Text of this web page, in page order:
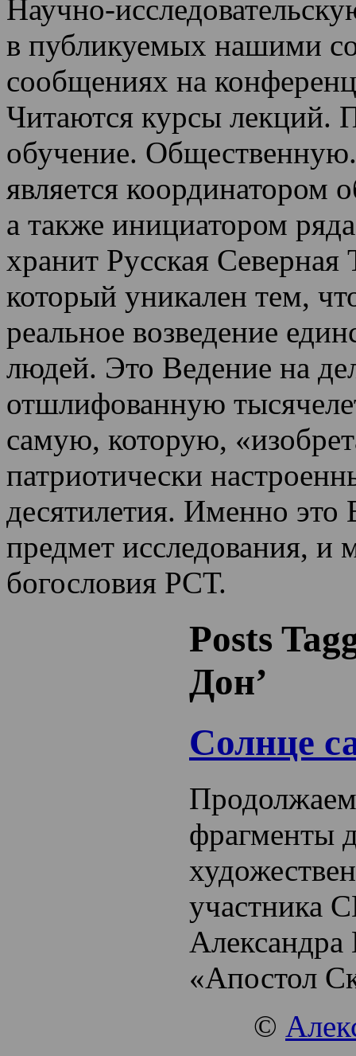
Научно-
в публикуемых нашими
сообщениях на
Читаются курсы лекций.
обучение.
является
а также инициатором
хранит Русская
который уникален тем,
реальное возведение
людей. Это Ведение на
отшлифованную
самую, которую,
патриотически
десятилетия. Именно это
предмет исследования, и
богословия РСТ.
Posts
Дон’
Солнце
фрагменты
участника
Александра
«Апостол
©